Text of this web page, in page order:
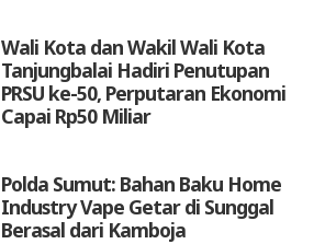
Wali Kota dan Wakil Wali Kota
Tanjungbalai Hadiri Penutupan
PRSU ke-50, Perputaran Ekonomi
Capai Rp50 Miliar
Polda Sumut: Bahan Baku Home
Industry Vape Getar di Sunggal
Berasal dari Kamboja